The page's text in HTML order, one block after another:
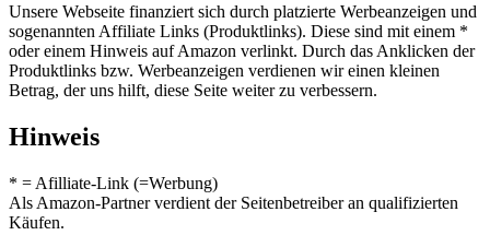
Unsere Webseite finanziert sich durch platzierte Werbeanzeigen und
sogenannten Affiliate Links (Produktlinks). Diese sind mit einem *
oder einem Hinweis auf Amazon verlinkt. Durch das Anklicken der
Produktlinks bzw. Werbeanzeigen verdienen wir einen kleinen
Betrag, der uns hilft, diese Seite weiter zu verbessern.
Hinweis
* = Afilliate-Link (=Werbung)
Als Amazon-Partner verdient der Seitenbetreiber an qualifizierten
Käufen.